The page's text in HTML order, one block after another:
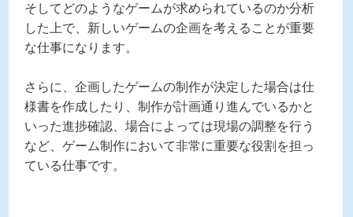
そしてどのようなゲームが求められているのか分析
した上で、新しいゲームの企画を考えることが重要
な仕事になります。
さらに、企画したゲームの制作が決定した場合は仕
様書を作成したり、制作が計画通り進んでいるかと
いった進捗確認、場合によっては現場の調整を行う
など、ゲーム制作において非常に重要な役割を担っ
ている仕事です。